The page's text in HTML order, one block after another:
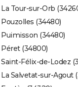
La Tour-sur-Orb
Pouzolles (34480)
Puimisson (34480)
Péret (34800)
Saint-Félix-de-Lodez
La Salvetat-sur-Agout